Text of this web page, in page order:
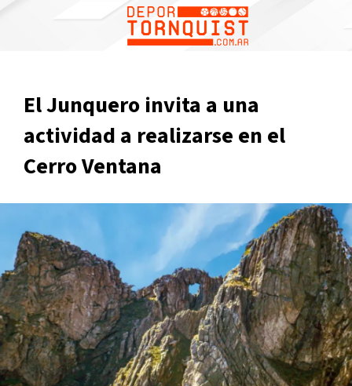
El Junquero invita a una
actividad a realizarse en el
Cerro Ventana